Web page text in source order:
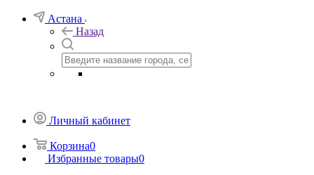
Астана
Назад
Личный кабинет
Корзина0
Избранные товары0